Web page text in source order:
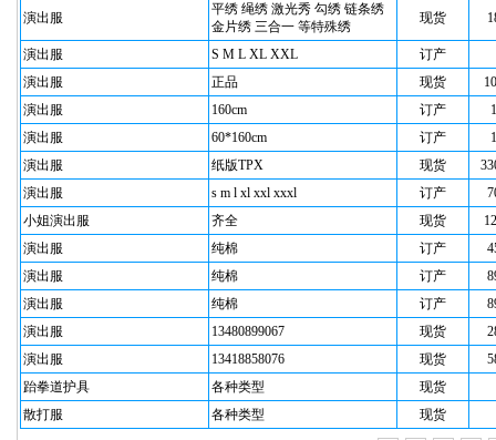
演出服
平绣 绳绣 激光秀 勾绣 链条绣
金片绣 三合一 等特殊绣
现货
演出服 S M L XL XXL
订产
演出服
正品 现货
演出服
160cm 订产
1
演出服
60*160cm 订产
1
演出服
纸版TPX 现货
演出服
s m l xl xxl xxxl 订产
小姐演出服
齐全 现货
演出服
纯棉 订产
演出服
纯棉 订产
演出服
纯棉 订产
演出服
13480899067 现货
演出服
13418858076 现货
跆拳道护具
各种类型
现货
散打服
各种类型 现货